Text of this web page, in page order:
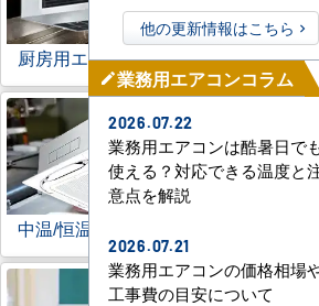
厨房用エアコン 寒冷
中温/恒温用エアコン 農業
他の更新情報はこちら
mode_edit業務用エアコンコラム
2026.07.22
業務用エアコンは酷暑日で
使える？対応できる温度と
意点を解説
2026.07.21
業務用エアコンの価格相場
工事費の目安について